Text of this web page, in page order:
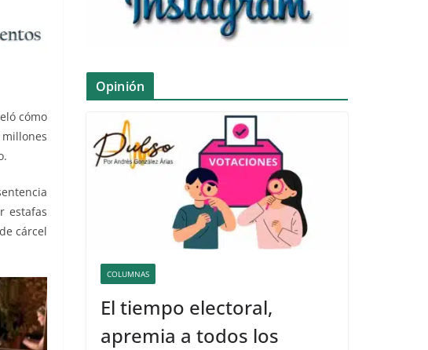
cómo
estafas
cárcel
Opinión
COLUMNAS
El tiempo electoral,
apremia a todos los